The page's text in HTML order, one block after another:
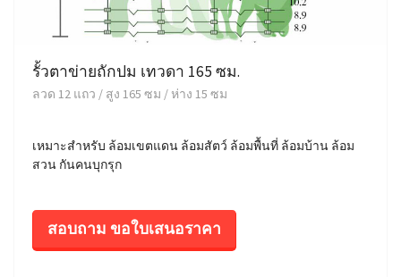
รั้วตาข่ายถักปม เทวดา 165 ซม.
ลวด 12 แถว / สูง 165 ซม / ห่าง 15 ซม
เหมาะสำหรับ ล้อมเขตแดน ล้อมสัตว์ ล้อมพื้นที่ ล้อมบ้าน ล้อม
สวน กันคนบุกรุก
สอบถาม ขอใบเสนอราคา